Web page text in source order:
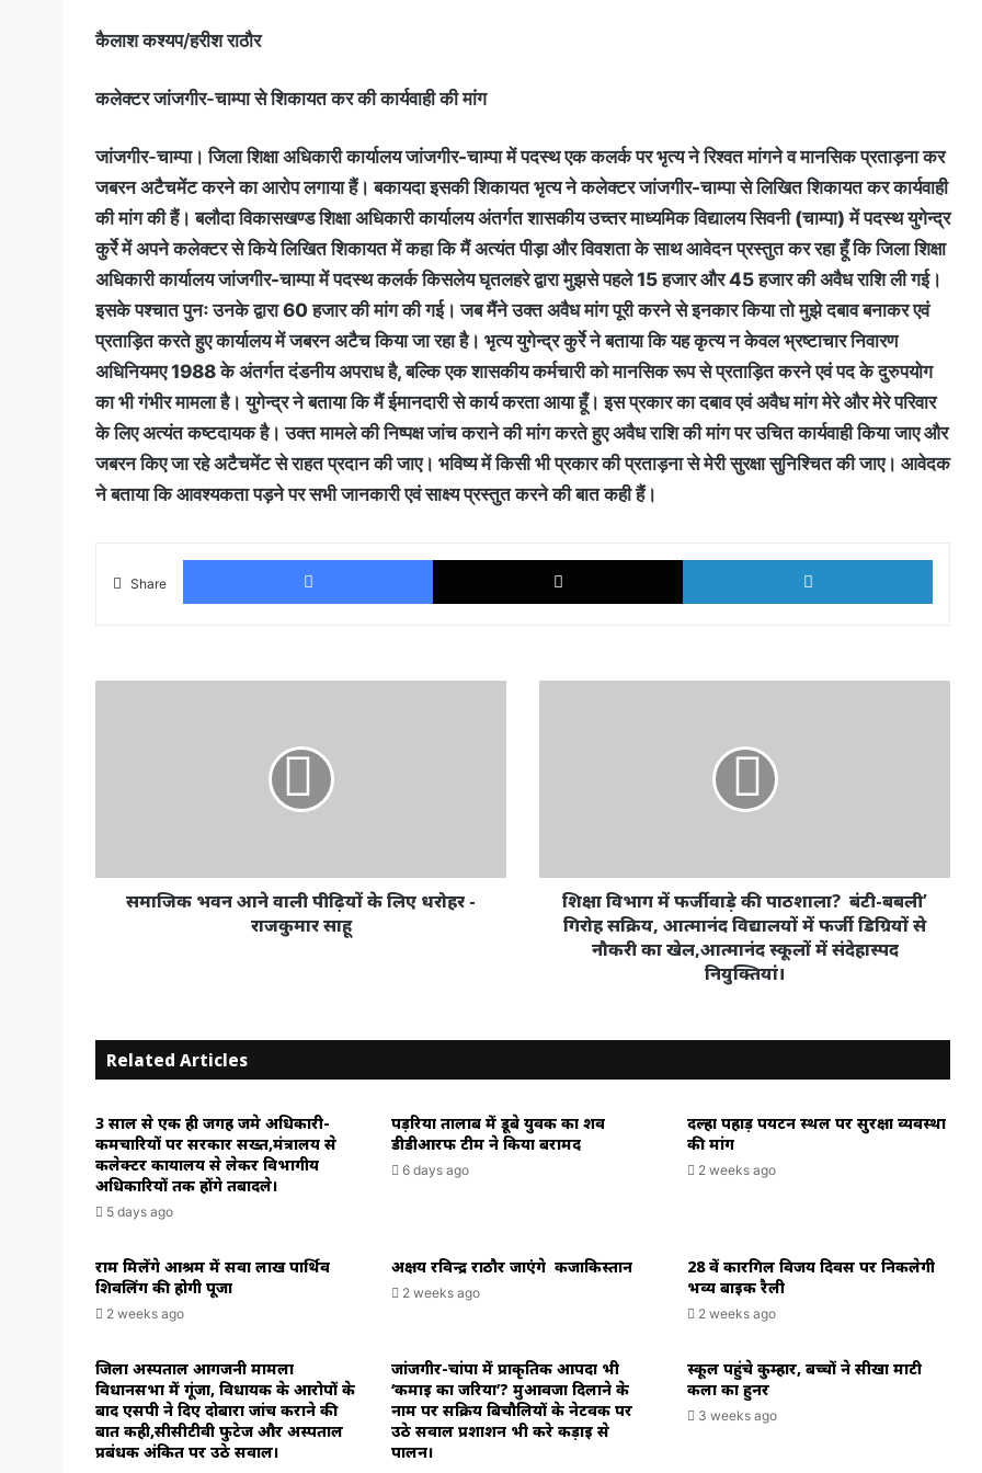
कैलाश कश्यप/हरीश राठौर
कलेक्टर जांजगीर-चाम्पा से शिकायत कर की कार्यवाही की मांग
जांजगीर-चाम्पा। जिला शिक्षा अधिकारी कार्यालय जांजगीर-चाम्पा में पदस्थ एक कलर्क पर भृत्य ने रिश्वत मांगने व मानसिक प्रताड़ना कर
जबरन अटैचमेंट करने का आरोप लगाया हैं। बकायदा इसकी शिकायत भृत्य ने कलेक्टर जांजगीर-चाम्पा से लिखित शिकायत कर कार्यवाही
की मांग की हैं। बलौदा विकासखण्ड शिक्षा अधिकारी कार्यालय अंतर्गत शासकीय उच्तर माध्यमिक विद्यालय सिवनी (चाम्पा) में पदस्थ युगेन्द्र
कुर्रे में अपने कलेक्टर से किये लिखित शिकायत में कहा कि मैं अत्यंत पीड़ा और विवशता के साथ आवेदन प्रस्तुत कर रहा हूँ कि जिला शिक्षा
अधिकारी कार्यालय जांजगीर-चाम्पा में पदस्थ कलर्क किसलेय घृतलहरे द्वारा मुझसे पहले 15 हजार और 45 हजार की अवैध राशि ली गई।
इसके पश्चात पुनः उनके द्वारा 60 हजार की मांग की गई। जब मैंने उक्त अवैध मांग पूरी करने से इनकार किया तो मुझे दबाव बनाकर एवं
प्रताड़ित करते हुए कार्यालय में जबरन अटैच किया जा रहा है। भृत्य युगेन्द्र कुर्रे ने बताया कि यह कृत्य न केवल भ्रष्टाचार निवारण
अधिनियमए 1988 के अंतर्गत दंडनीय अपराध है, बल्कि एक शासकीय कर्मचारी को मानसिक रूप से प्रताड़ित करने एवं पद के दुरुपयोग
का भी गंभीर मामला है। युगेन्द्र ने बताया कि मैं ईमानदारी से कार्य करता आया हूँ। इस प्रकार का दबाव एवं अवैध मांग मेरे और मेरे परिवार
के लिए अत्यंत कष्टदायक है। उक्त मामले की निष्पक्ष जांच कराने की मांग करते हुए अवैध राशि की मांग पर उचित कार्यवाही किया जाए और
जबरन किए जा रहे अटैचमेंट से राहत प्रदान की जाए। भविष्य में किसी भी प्रकार की प्रताड़ना से मेरी सुरक्षा सुनिश्चित की जाए। आवेदक
ने बताया कि आवश्यकता पड़ने पर सभी जानकारी एवं साक्ष्य प्रस्तुत करने की बात कही हैं।
Share
Facebook X
-
राजकुमारसमाजिक भवन आने वाली पीढ़ियों के लिए धरोहर -
राजकुमार साहू
गिरोह
सक्रिय,
आत्मानंद
का
स्कूलों
में
शिक्षा विभाग में फर्जीवाड़े की पाठशाला? बंटी-बबली’
गिरोह सक्रिय, आत्मानंद विद्यालयों में फर्जी डिग्रियों से
नौकरी का खेल,आत्मानंद स्कूलों में संदेहास्पद
नियुक्तियां।
Related Articles
3 साल से एक ही जगह जमे अधिकारी-
कर्मचारियों पर सरकार सख्त,मंत्रालय से
कलेक्टर कार्यालय से लेकर विभागीय
अधिकारियों तक होंगे तबादले।
5 days ago
पड़रिया तालाब में डूबे युवक का शव
डीडीआरफ टीम ने किया बरामद
6 days ago
दल्हा पहाड़ पर्यटन स्थल पर सुरक्षा व्यवस्था
की मांग
2 weeks ago
राम मिलेंगे आश्रम में सवा लाख पार्थिव
शिवलिंग की होगी पूजा
2 weeks ago
अक्षय रविन्द्र राठौर जाएंगे कजाकिस्तान
2 weeks ago
28 वें कारगिल विजय दिवस पर निकलेगी
भव्य बाइक रैली
2 weeks ago
जिला अस्पताल आगजनी मामला
विधानसभा में गूंजा, विधायक के आरोपों के
बाद एसपी ने दिए दोबारा जांच कराने की
बात कही,सीसीटीवी फुटेज और अस्पताल
प्रबंधक अंकित पर उठे सवाल।
जांजगीर-चांपा में प्राकृतिक आपदा भी
‘कमाई का जरिया’? मुआवजा दिलाने के
नाम पर सक्रिय बिचौलियों के नेटवर्क पर
उठे सवाल प्रशाशन भी करे कड़ाई से
पालन।
स्कूल पहुंचे कुम्हार, बच्चों ने सीखा माटी
कला का हुनर
3 weeks ago